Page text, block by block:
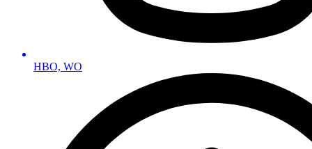
HBO, WO